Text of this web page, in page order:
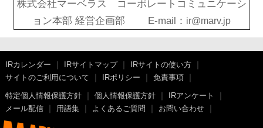
株式会社マーベラス コーポレートコミュニケーシ
ョン本部 経営企画部 E-mail： ir@marv.jp
IRカレンダー IRサイトマップ
IRサイトの使い方
サイトのご利用について
IRポリシー 免責事項
特定個人情報保護方針 個人情報保護方針
IRアンケート
メール配信
用語集 よくあるご質問 お問い合わせ